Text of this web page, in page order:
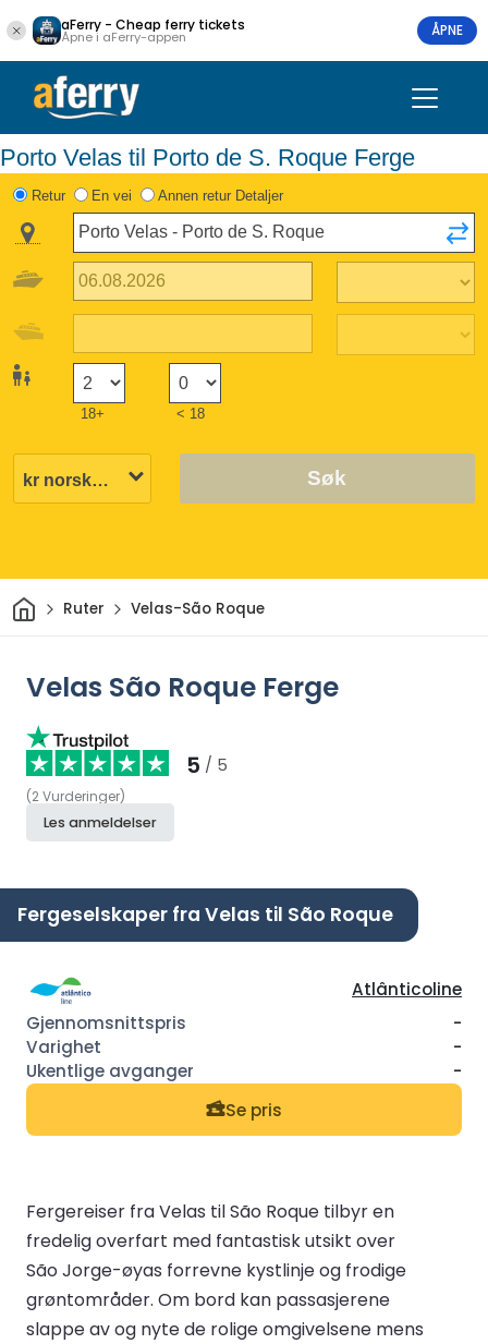
aFerry - Cheap ferry tickets
Åpne i aFerry-appen ÅPNE
Porto Velas til Porto de S. Roque Ferge
Retur En vei Annen retur Detaljer
18+ < 18
Søk
HjemRuter Velas-São Roque
Velas São Roque Ferge
5 / 5
(2Vurderinger)
Les anmeldelser
Fergeselskaper fra Velas til São Roque
Atlânticoline
-
-
-
Se pris
Fergereiser fra Velas til São Roque tilbyr en
fredelig overfart med fantastisk utsikt over
São Jorge-øyas forrevne kystlinje og frodige
grøntområder. Om bord kan passasjerene
slappe av og nyte de rolige omgivelsene mens